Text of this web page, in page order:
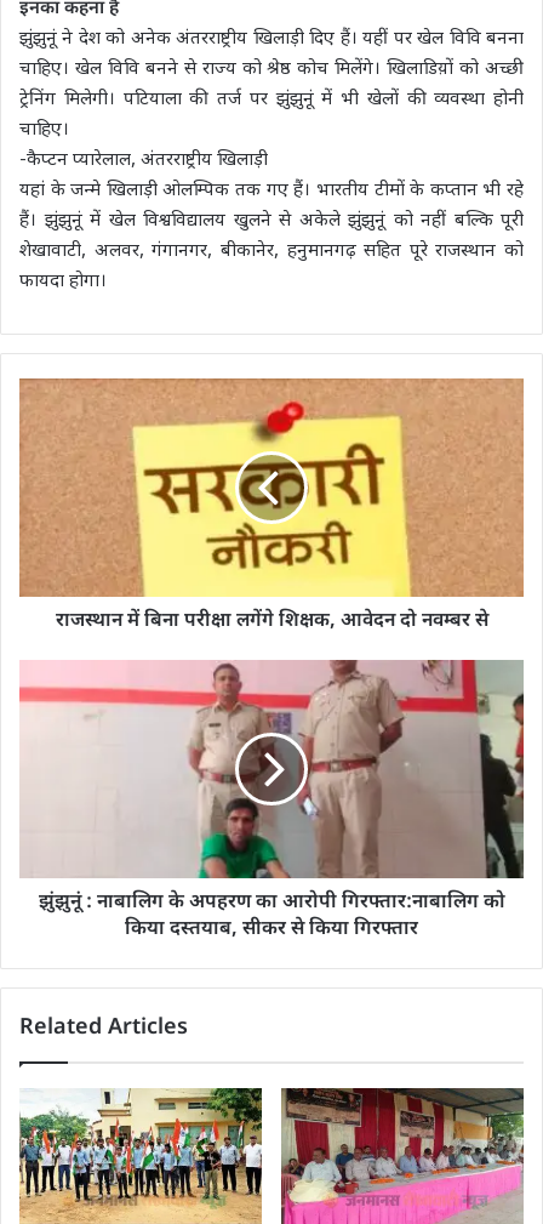
इनका कहना है
झुंझुनूं ने देश को अनेक अंतरराष्ट्रीय खिलाड़ी दिए हैं। यहीं पर खेल विवि बनना
चाहिए। खेल विवि बनने से राज्य को श्रेष्ठ कोच मिलेंगे। खिलाडिय़ों को अच्छी
ट्रेनिंग मिलेगी। पटियाला की तर्ज पर झुंझुनूं में भी खेलों की व्यवस्था होनी
चाहिए।
-कैप्टन प्यारेलाल, अंतरराष्ट्रीय खिलाड़ी
यहां के जन्मे खिलाड़ी ओलम्पिक तक गए हैं। भारतीय टीमों के कप्तान भी रहे
हैं। झुंझुनूं में खेल विश्वविद्यालय खुलने से अकेले झुंझुनूं को नहीं बल्कि पूरी
शेखावाटी, अलवर, गंगानगर, बीकानेर, हनुमानगढ़ सहित पूरे राजस्थान को
फायदा होगा।
राजस्थान में बिना परीक्षा लगेंगे शिक्षक, आवेदन दो नवम्बर से
झुंझुनूं : नाबालिग के अपहरण का आरोपी गिरफ्तार:नाबालिग को
किया दस्तयाब, सीकर से किया गिरफ्तार
Related Articles